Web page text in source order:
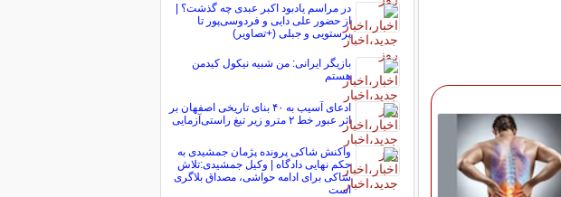
در مراسم یادبود اکبر عبدی چه گذشت؟ |
از حضور علی دایی و فردوسی‌پور تا
پرستویی و جبلی (+تصاویر)
بازیگر ایرانی: من شبیه نیکول کیدمن
هستم
ادعای آسیب به ۴۰ بنای تاریخی اصفهان بر
اثر عبور خط ۲ مترو زیر تیغ راستی‌آزمایی
واکنش شاکی پرونده پژمان جمشیدی به
حکم نهایی دادگاه | وکیل جمشیدی:تلاش
شاکی برای ادامه حواشی، مصداق بلاگری
است